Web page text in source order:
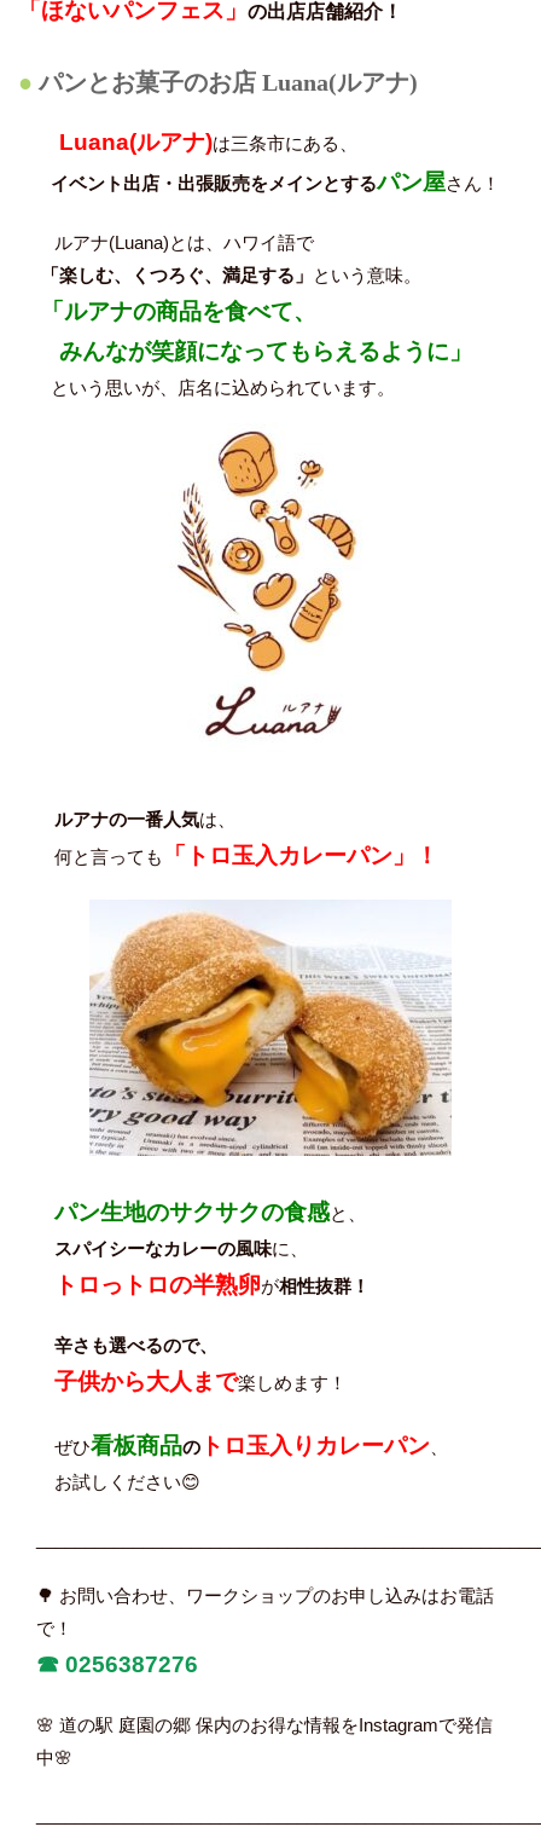
「ほないパンフェス」 の出店店舗紹介！
パンとお菓子のお店 Luana(ルアナ)
Luana(ルアナ)は三条市にある、
イベント出店・出張販売をメインとするパン屋さん！
ルアナ(Luana)とは、ハワイ語で
「楽しむ、くつろぐ、満足する」 という意味。
「ルアナの商品を食べて、
みんなが笑顔になってもらえるように」
という思いが、店名に込められています。
ルアナの一番人気は、
何と言っても
「トロ玉入カレーパン」！
パン生地のサクサクの食感と、
スパイシーなカレーの風味に、
トロっトロの半熟卵が相性抜群！
辛さも選べるので、
子供から大人まで楽しめます！
ぜひ看板商品の トロ玉入りカレーパン
お試しください😊
🌳 お問い合わせ、ワークショップのお申し込みはお電話
で！
☎︎ 0256387276
🌸 道の駅 庭園の郷 保内のお得な情報をInstagramで発信
中🌸